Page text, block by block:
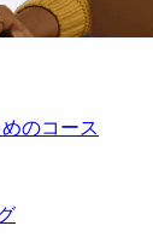
のコース